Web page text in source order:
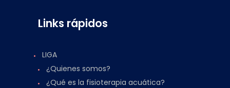
Links rápidos
LIGA
¿Quienes somos?
¿Qué es la fisioterapia acuática?